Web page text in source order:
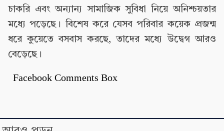
চাকরি এবং অন্যান্য সামাজিক সুবিধা নিয়ে অনিশ্চয়তার
মধ্যে পড়েছে। বিশেষ করে যেসব পরিবার কয়েক প্রজন্ম
ধরে কুয়েতে বসবাস করছে, তাদের মধ্যে উদ্বেগ আরও
বেড়েছে।
Facebook Comments Box